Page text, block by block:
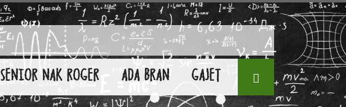
SENIOR NAK ROGER ADA BRAN GAJET